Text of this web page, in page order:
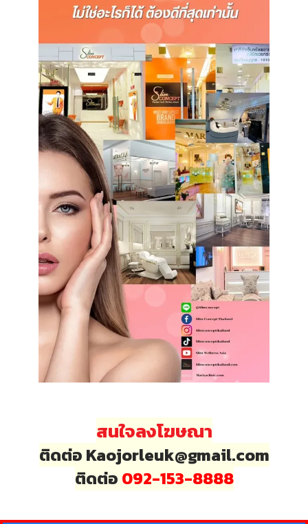
สนใจลงโฆษณา
ติดต่อ Kaojorleuk@gmail.com
ติดต่อ 092-153-8888